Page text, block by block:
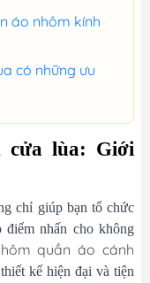
áo nhôm kính
có những ưu
cửa lùa: Giới
chỉ giúp bạn tổ chức
điểm nhấn cho không
quần áo cánh
kế hiện đại và tiện